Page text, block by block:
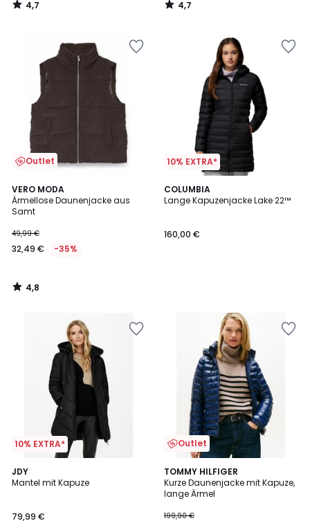
4,7
/
4,7
/
Outlet
VERO MODA
Ärmellose Daunenjacke aus
Samt
49,99 €
32,49 € -35%
4,8
/ 5
4,8
/
10% EXTRA*
COLUMBIA
Lange Kapuzenjacke Lake 22™
160,00 €
10% EXTRA*
JDY
Mantel mit Kapuze
79,99 €
4,5
/ 5
Outlet
TOMMY HILFIGER
Kurze Daunenjacke mit Kapuze,
lange Ärmel
199,90 €